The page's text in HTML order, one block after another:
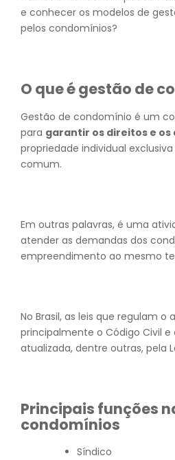
e conhecer os modelos de
pelos condomínios?
O que é gestão de
Gestão de condomínio é um
para garantir os direitos e os
propriedade individual
comum.
Em outras palavras, é uma
atender as demandas dos
empreendimento ao mesmo
No Brasil, as leis que regulam o
principalmente o Código Civil e
atualizada, dentre outras, pela
Principais funções
condomínios
Síndico